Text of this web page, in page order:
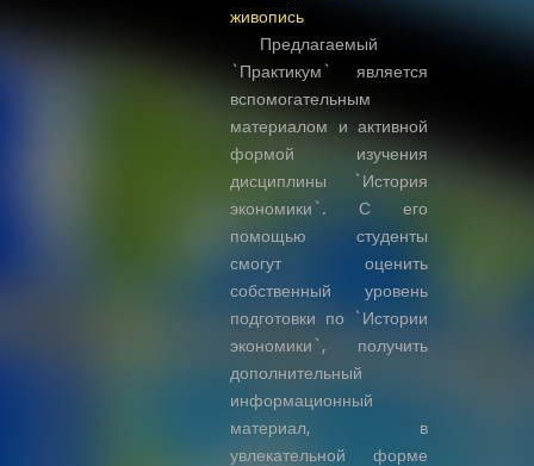
живопись
Предлагаемый
`Практикум` является
вспомогательным
материалом и активной
формой изучения
дисциплины `История
экономики`. С его
помощью студенты
смогут оценить
собственный уровень
подготовки по `Истории
экономики`, получить
дополнительный
информационный
материал, в
увлекательной форме